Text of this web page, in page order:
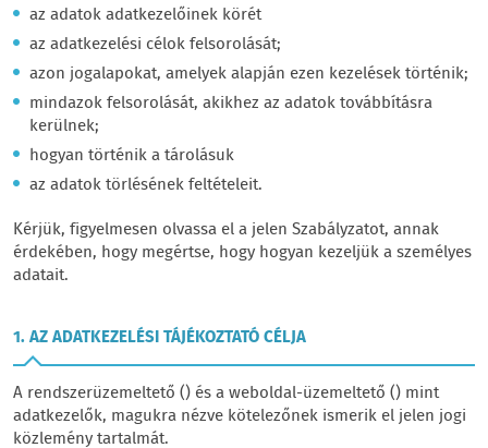
az adatok adatkezelőinek körét
az adatkezelési célok felsorolását;
azon jogalapokat, amelyek alapján ezen kezelések történik;
mindazok felsorolását, akikhez az adatok továbbításra
kerülnek;
hogyan történik a tárolásuk
az adatok törlésének feltételeit.
Kérjük, figyelmesen olvassa el a jelen Szabályzatot, annak
érdekében, hogy megértse, hogy hogyan kezeljük a személyes
adatait.
1. AZ ADATKEZELÉSI TÁJÉKOZTATÓ CÉLJA
A rendszerüzemeltető () és a weboldal-üzemeltető () mint
adatkezelők, magukra nézve kötelezőnek ismerik el jelen jogi
közlemény tartalmát.